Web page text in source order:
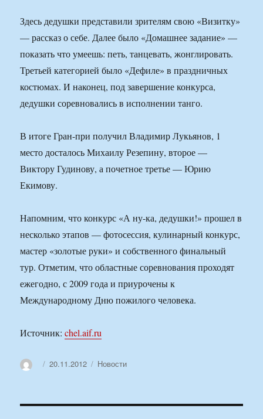
Здесь дедушки представили зрителям свою «Визитку»
— рассказ о себе. Далее было «Домашнее задание» —
показать что умеешь: петь, танцевать, жонглировать.
Третьей категорией было «Дефиле» в праздничных
костюмах. И наконец, под завершение конкурса,
дедушки соревновались в исполнении танго.
В итоге Гран-при получил Владимир Лукьянов, 1
место досталось Михаилу Резепину, второе —
Виктору Гудинову, а почетное третье — Юрию
Екимову.
Напомним, что конкурс «А ну-ка, дедушки!» прошел в
несколько этапов — фотосессия, кулинарный конкурс,
мастер «золотые руки» и собственного финальный
тур. Отметим, что областные соревнования проходят
ежегодно, с 2009 года и приурочены к
Международному Дню пожилого человека.
Источник:chel.aif.ru
АвторОпубликовано
20.11.2012 Рубрики
Новости